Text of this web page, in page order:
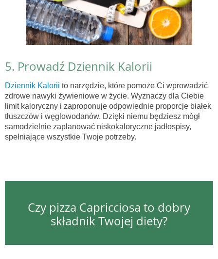
5. Prowadź Dziennik Kalorii
Dziennik Kalorii to narzędzie, które pomoże Ci wprowadzić
zdrowe nawyki żywieniowe w życie. Wyznaczy dla Ciebie
limit kaloryczny i zaproponuje odpowiednie proporcje białek
tłuszczów i węglowodanów. Dzięki niemu będziesz mógł
samodzielnie zaplanować niskokaloryczne jadłospisy,
spełniające wszystkie Twoje potrzeby.
Czy pizza Capricciosa to dobry
składnik Twojej diety?